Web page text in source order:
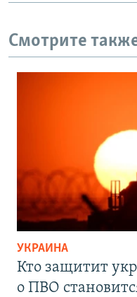
Смотрите
УКРАИНА
Кто защитит
о ПВО